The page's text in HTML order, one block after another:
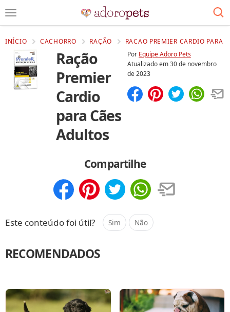
INÍCIO CACHORRO RAÇÃO RACAO PREMIER CARDIO PARA
Ração
Premier
Cardio
para Cães
Adultos
Por Equipe Adoro Pets
Atualizado em30 de novembro
de 2023
Compartilhe
Este conteúdo foi útil? Sim Não
RECOMENDADOS